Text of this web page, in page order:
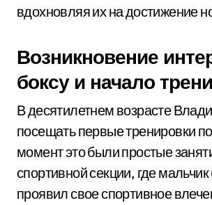
вдохновляя их на достижение
Возникновение
боксу и начало
В десятилетнем возрасте
посещать первые тренировки
момент это были простые
спортивной секции, где
проявил свое спортивное